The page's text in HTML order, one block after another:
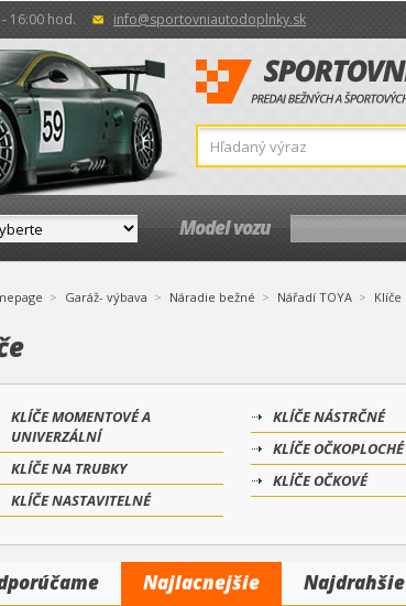
16:00 hod. info@sportovniautodoplnky.sk
Model vozu
Garáž- výbava Náradie bežné Nářadí TOYA Klíče
KLÍČE MOMENTOVÉ A
UNIVERZÁLNÍ
KLÍČE NA TRUBKY
KLÍČE NASTAVITELNÉ
KLÍČE NÁSTRČNÉ
KLÍČE OČKOPLOCHÉ
KLÍČE OČKOVÉ
Najlacnejšie Najdrahšie